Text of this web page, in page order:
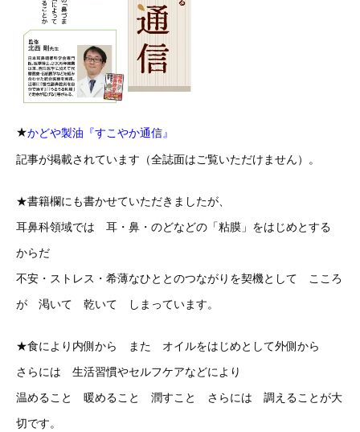
★かどや製油『すこやか通信』
記事が掲載されています（全誌面はご覧いただけません）。
★書籍欄にも書かせていただきましたが、
耳鼻科領域では 耳・鼻・のどなどの「粘膜」をはじめとする
からだ
不安・ストレス・希薄なひととのつながりを契機として こころ
が 渇いて 乾いて しまっています。
★食により内側から また オイルをはじめとして外側から
さらには 生活習慣やセルフケアなどにより
温めること 暖めること 潤すこと さらには 調えることが大
切です。